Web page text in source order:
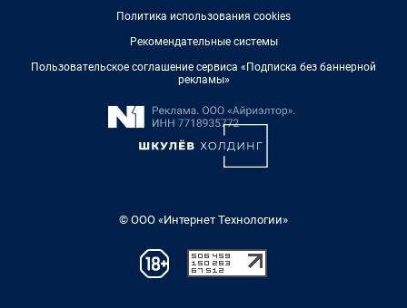
Политика использования cookies
Рекомендательные системы
Пользовательское соглашение сервиса «Подписка без баннерной
рекламы»
© ООО «Интернет Технологии»